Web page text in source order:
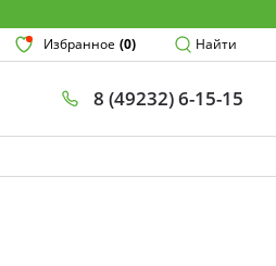
Избранное (0) Найти
8 (49232) 6-15-15
×
Поиск